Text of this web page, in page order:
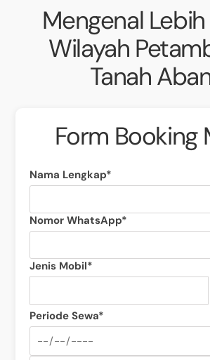
Mengenal
Wilayah
Tanah
Form Booking
Nama Lengkap*
Nomor WhatsApp*
Jenis Mobil*
Periode Sewa*